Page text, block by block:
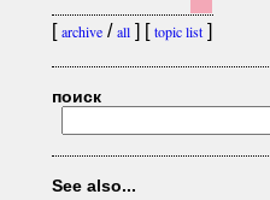
[archive/all] [topic list]
поиск
See also...